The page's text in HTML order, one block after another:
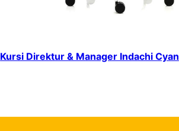
Kursi Direktur & Manager Indachi Cyan